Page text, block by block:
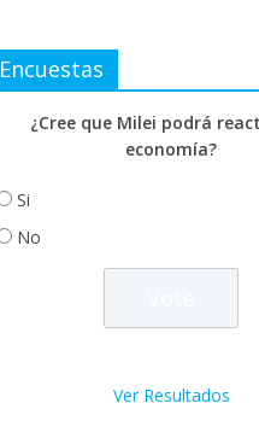
Encuestas
¿Cree que Milei podrá
economía?
Si
No
Ver Resultados